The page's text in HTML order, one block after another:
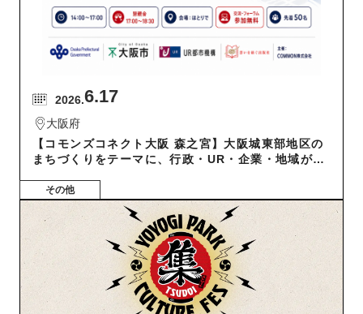
2026.6.17
大阪府
【コモンズコネクト大阪 森之宮】大阪城東部地区の
まちづくりをテーマに、行政・UR・企業・地域がつ
その他